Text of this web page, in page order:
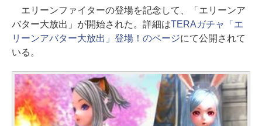
エリーンファイターの登場を記念して、「エリーンア
バター大放出」が開始された。詳細はTERAガチャ「エ
リーンアバター大放出」登場！のページにて公開されて
いる。